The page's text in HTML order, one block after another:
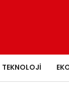
TEKNOLOJI